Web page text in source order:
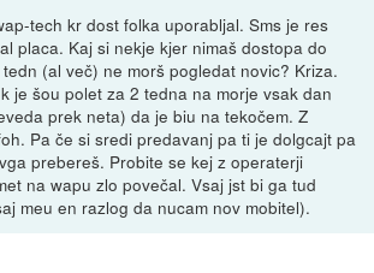
tech kr dost folka uporabljal. Sms je res
placa. Kaj si nekje kjer nimaš dostopa do
(al več) ne morš pogledat novic? Kriza.
je šou polet za 2 tedna na morje vsak dan
prek neta) da je biu na tekočem. Z
Pa če si sredi predavanj pa ti je dolgcajt pa
prebereš. Probite se kej z operaterji
na wapu zlo povečal. Vsaj jst bi ga tud
meu en razlog da nucam nov mobitel).